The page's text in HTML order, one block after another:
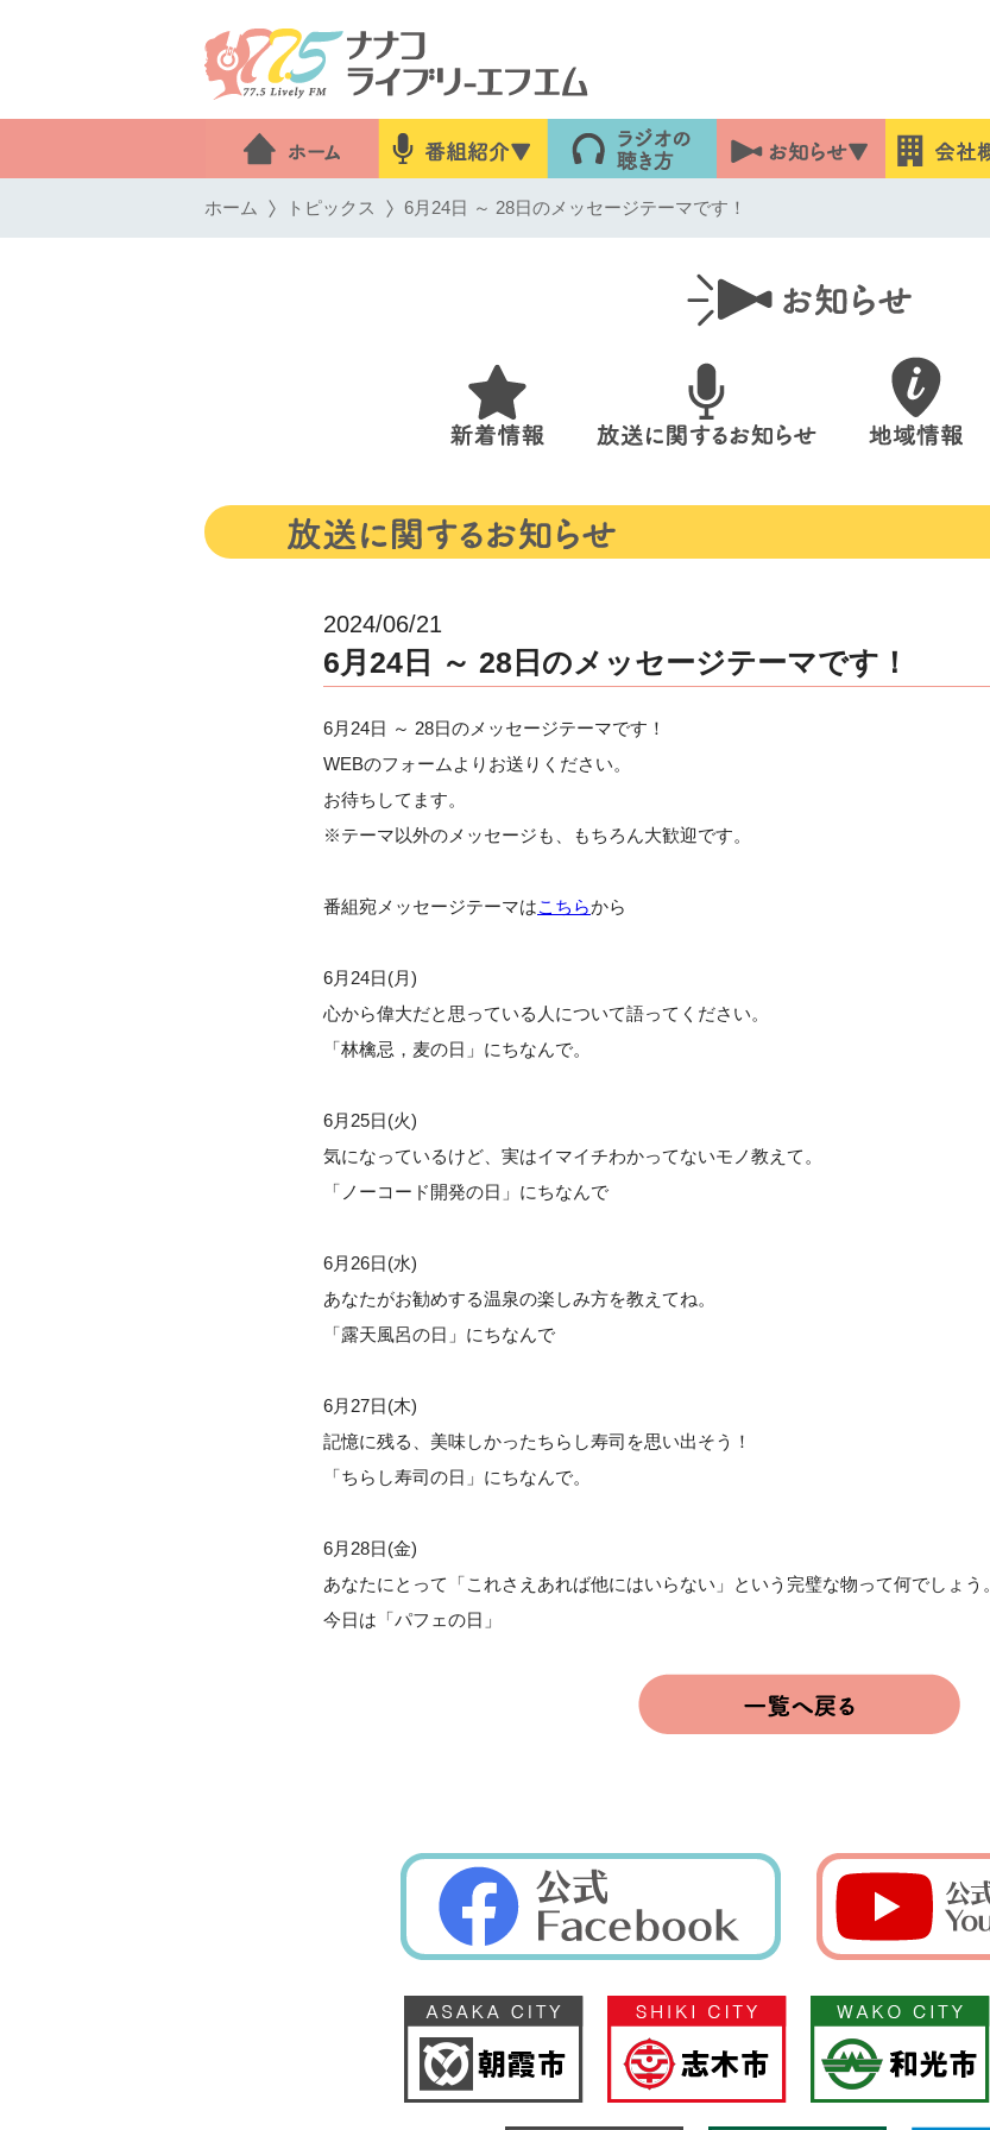
ホーム トピックス 6月24日 ～ 28日のメッセージテーマです！
2024/06/21
6月24日 ～ 28日のメッセージテーマです！
6月24日 ～ 28日のメッセージテーマです！
WEBのフォームよりお送りください。
お待ちしてます。
※テーマ以外のメッセージも、もちろん大歓迎です。
番組宛メッセージテーマはこちらから
6月24日(月)
心から偉大だと思っている人について語ってください。
「林檎忌，麦の日」にちなんで。
6月25日(火)
気になっているけど、実はイマイチわかってないモノ教えて。
「ノーコード開発の日」にちなんで
6月26日(水)
あなたがお勧めする温泉の楽しみ方を教えてね。
「露天風呂の日」にちなんで
6月27日(木)
記憶に残る、美味しかったちらし寿司を思い出そう！
「ちらし寿司の日」にちなんで。
6月28日(金)
あなたにとって「これさえあれば他にはいらない」という完璧な物って何でしょう。
今日は「パフェの日」